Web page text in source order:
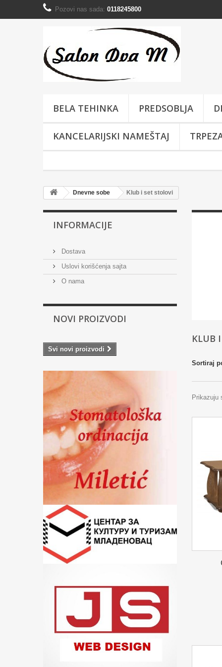
Pozovi nas sada: 0118245800
BELA TEHINKA PREDSOBLJA
KANCELARIJSKI NAMEŠTAJ
Dnevne sobe Klub i set stolovi
INFORMACIJE
Dostava
Uslovi korišćenja sajta
O nama
NOVI PROIZVODI
Svi novi proizvodi
KLUB
Sortiraj
Prikazuju